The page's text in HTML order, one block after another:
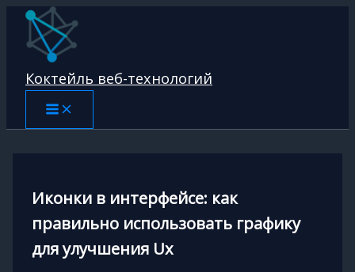
Перейти
содержимому
Коктейль веб-технологий
Иконки в интерфейсе: как
правильно использовать графику
для улучшения Ux